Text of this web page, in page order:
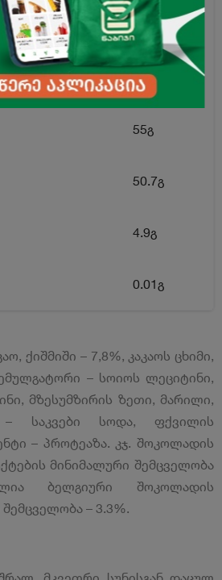
27.7გ
მჟავები 16.4გ
55გ
50.7გ
4.9გ
0.01გ
ქიშმიში – 7,8%, კაკაოს ცხიმი,
– სოიოს ლეციტინი,
მზესუმზირის ზეთი, მარილი,
– საკვები სოდა, ფქვილის
– პროტეაზა. კჯ. შოკოლადის
მინიმალური შემცველობა
ბელგიური შოკოლადის
– 3.3%.